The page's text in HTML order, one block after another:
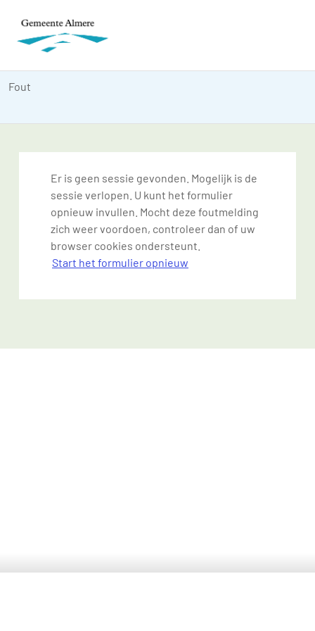
Fout
Er is geen sessie gevonden. Mogelijk is de
sessie verlopen. U kunt het formulier
opnieuw invullen. Mocht deze foutmelding
zich weer voordoen, controleer dan of uw
browser cookies ondersteunt.
Start het formulier opnieuw